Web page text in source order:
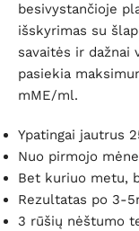
besivystančioje
išskyrimas su
savaitės ir dažnai
pasiekia
mME/ml.
Ypatingai jautrus
Nuo pirmojo
Bet kuriuo metu,
Rezultatas po 3-
3 rūšių nėštumo